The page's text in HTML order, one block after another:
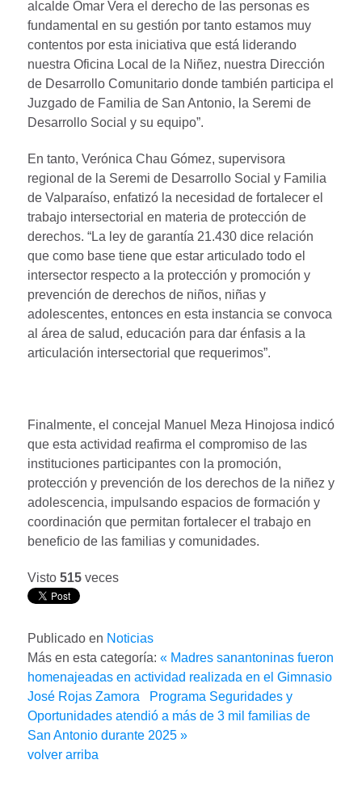
alcalde Omar Vera el derecho de las personas es
fundamental en su gestión por tanto estamos muy
contentos por esta iniciativa que está liderando
nuestra Oficina Local de la Niñez, nuestra Dirección
de Desarrollo Comunitario donde también participa el
Juzgado de Familia de San Antonio, la Seremi de
Desarrollo Social y su equipo”.
En tanto, Verónica Chau Gómez, supervisora
regional de la Seremi de Desarrollo Social y Familia
de Valparaíso, enfatizó la necesidad de fortalecer el
trabajo intersectorial en materia de protección de
derechos. “La ley de garantía 21.430 dice relación
que como base tiene que estar articulado todo el
intersector respecto a la protección y promoción y
prevención de derechos de niños, niñas y
adolescentes, entonces en esta instancia se convoca
al área de salud, educación para dar énfasis a la
articulación intersectorial que requerimos”.
Finalmente, el concejal Manuel Meza Hinojosa indicó
que esta actividad reafirma el compromiso de las
instituciones participantes con la promoción,
protección y prevención de los derechos de la niñez y
adolescencia, impulsando espacios de formación y
coordinación que permitan fortalecer el trabajo en
beneficio de las familias y comunidades.
Visto 515 veces
Publicado en Noticias
Más en esta categoría: « Madres sanantoninas fueron
homenajeadas en actividad realizada en el Gimnasio
José Rojas Zamora
Programa Seguridades y
Oportunidades atendió a más de 3 mil familias de
San Antonio durante 2025 »
volver arriba